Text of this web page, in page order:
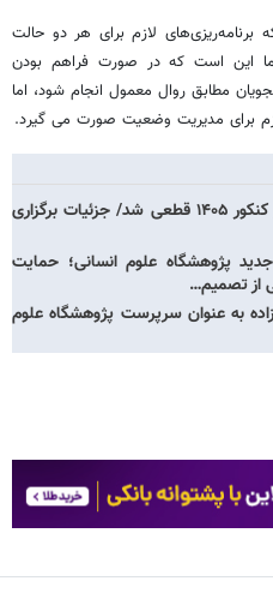
برنامه‌ریزی‌های لازم برای هر دو حالت
این است که در صورت فراهم بودن
مطابق روال معمول انجام شود، اما
برای مدیریت وضعیت صورت می گیرد.
وزیر علوم: سهمیه جنگ در کنکور ۱۴۰۵ قطعی شد/ جزئیات برگزاری
پژوهشگاه علوم انسانی؛ حمایت
از تصمیم…
به عنوان سرپرست پژوهشگاه علوم